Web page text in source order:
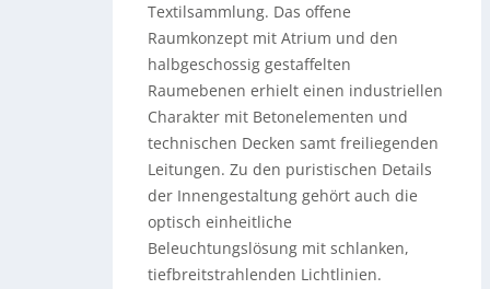
Textilsammlung. Das offene
Raumkonzept mit Atrium und den
halbgeschossig gestaffelten
Raumebenen erhielt einen industriellen
Charakter mit Betonelementen und
technischen Decken samt freiliegenden
Leitungen. Zu den puristischen Details
der Innengestaltung gehört auch die
optisch einheitliche
Beleuchtungslösung mit schlanken,
tiefbreitstrahlenden Lichtlinien.